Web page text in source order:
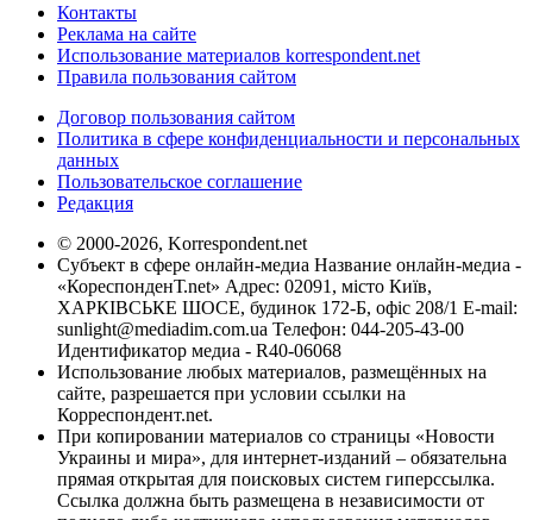
Контакты
Реклама на сайте
Использование материалов korrespondent.net
Правила пользования сайтом
Договор пользования сайтом
Политика в сфере конфиденциальности и персональных
данных
Пользовательское соглашение
Редакция
© 2000-2026, Korrespondent.net
Субъект в сфере онлайн-медиа Название онлайн-медиа -
«КореспонденТ.net» Адрес: 02091, місто Київ,
ХАРКІВСЬКЕ ШОСЕ, будинок 172-Б, офіс 208/1 E-mail:
sunlight@mediadim.com.ua Телефон: 044-205-43-00
Идентификатор медиа - R40-06068
Использование любых материалов, размещённых на
сайте, разрешается при условии ссылки на
Корреспондент.net.
При копировании материалов со страницы «Новости
Украины и мира», для интернет-изданий – обязательна
прямая открытая для поисковых систем гиперссылка.
Ссылка должна быть размещена в независимости от